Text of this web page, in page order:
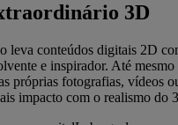
3D
leva conteúdos digitais 2D
e inspirador. Até mesmo
próprias fotografias, vídeos
impacto com o realismo do